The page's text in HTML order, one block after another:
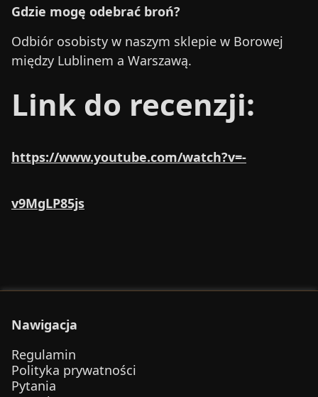
Gdzie mogę odebrać broń?
Odbiór osobisty w naszym sklepie w Borowej
między Lublinem a Warszawą.
Link do recenzji:
https://www.youtube.com/watch?v=-
v9MgLP85js
Nawigacja
Regulamin
Polityka prywatności
Pytania